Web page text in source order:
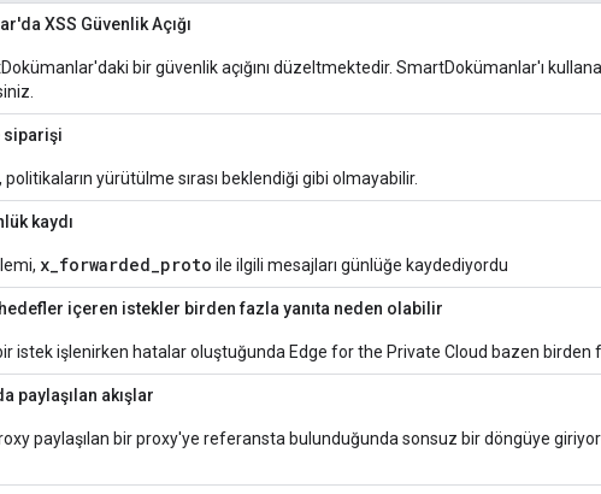
XSS Güvenlik Açığı
bir güvenlik açığını düzeltmektedir. SmartDokümanlar'ı
siparişi
politikaların yürütülme sırası beklendiği gibi olmayabilir.
kaydı
x_forwarded_proto ile ilgili mesajları günlüğe kaydediyordu
içeren istekler birden fazla yanıta neden olabilir
istek işlenirken hatalar oluştuğunda Edge for the Private Cloud bazen birden
paylaşılan akışlar
paylaşılan bir proxy'ye referansta bulunduğunda sonsuz bir döngüye